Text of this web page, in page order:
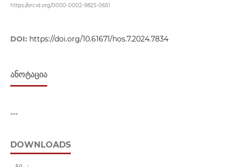
https://orcid.org/0000-0002-9825-0651
DOI: https://doi.org/10.61671/hos.7.2024.7834
ᲐᲜᲝᲢᲐᲪᲘᲐ
---
DOWNLOADS